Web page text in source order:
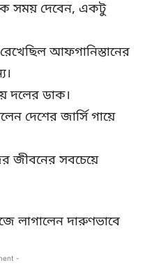
সময় দেবেন, একটু
আফগানিস্তানের
দলের ডাক।
দেশের জার্সি গায়ে
জীবনের সবচেয়ে
লাগালেন দারুণভাবে
-